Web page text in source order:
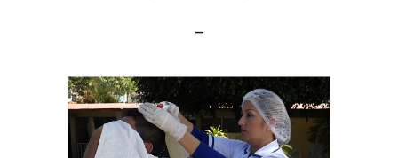
_